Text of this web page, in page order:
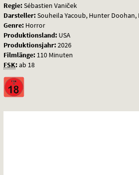
Regie:Sébastien Vaniček
Darsteller:Souheila Yacoub, Hunter Doohan,
Genre: Horror
Produktionsland: USA
Produktionsjahr:2026
Filmlänge: 110 Minuten
FSK:ab 18